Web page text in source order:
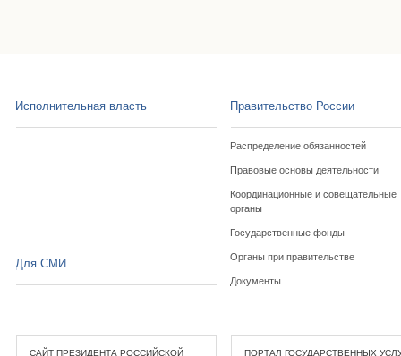
Исполнительная власть Правительство России
Распределение обязанностей
Правовые основы деятельности
Координационные и совещательные
органы
Государственные фонды
Органы при правительстве
Документы
Для СМИ
САЙТ ПРЕЗИДЕНТА РОССИЙСКОЙ
ПОРТАЛ ГОСУДАРСТВЕННЫХ